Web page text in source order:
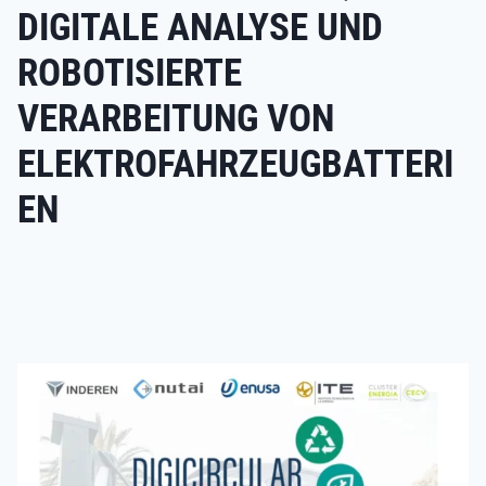
DIGITALE ANALYSE UND
ROBOTISIERTE
VERARBEITUNG VON
ELEKTROFAHRZEUGBATTERI
EN